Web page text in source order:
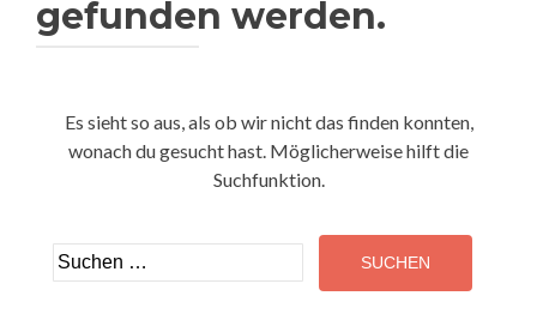
gefunden werden.
Es sieht so aus, als ob wir nicht das finden konnten,
wonach du gesucht hast. Möglicherweise hilft die
Suchfunktion.
Suchen
nach: